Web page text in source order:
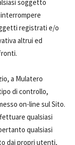
soggetto
registrati e/o
altrui ed
a Mulatero
di controllo,
on-line sul Sito.
qualsiasi
qualsiasi
dai propri utenti,